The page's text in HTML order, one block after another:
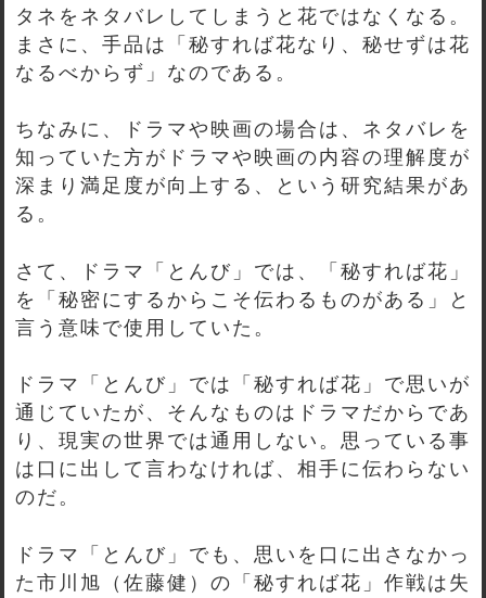
タネをネタバレしてしまうと花ではなくなる。
まさに、手品は「秘すれば花なり、秘せずは花
なるべからず」なのである。
ちなみに、ドラマや映画の場合は、ネタバレを
知っていた方がドラマや映画の内容の理解度が
深まり満足度が向上する、という研究結果があ
る。
さて、ドラマ「とんび」では、「秘すれば花」
を「秘密にするからこそ伝わるものがある」と
言う意味で使用していた。
ドラマ「とんび」では「秘すれば花」で思いが
通じていたが、そんなものはドラマだからであ
り、現実の世界では通用しない。思っている事
は口に出して言わなければ、相手に伝わらない
のだ。
ドラマ「とんび」でも、思いを口に出さなかっ
た市川旭（佐藤健）の「秘すれば花」作戦は失